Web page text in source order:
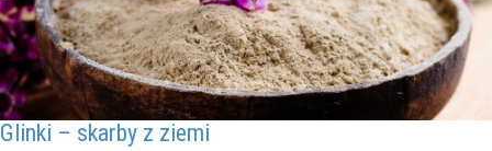
Glinki – skarby z ziemi